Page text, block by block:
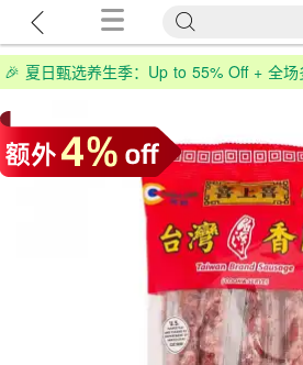
🎉 夏日甄选养生季：Up to 55% Off + 全